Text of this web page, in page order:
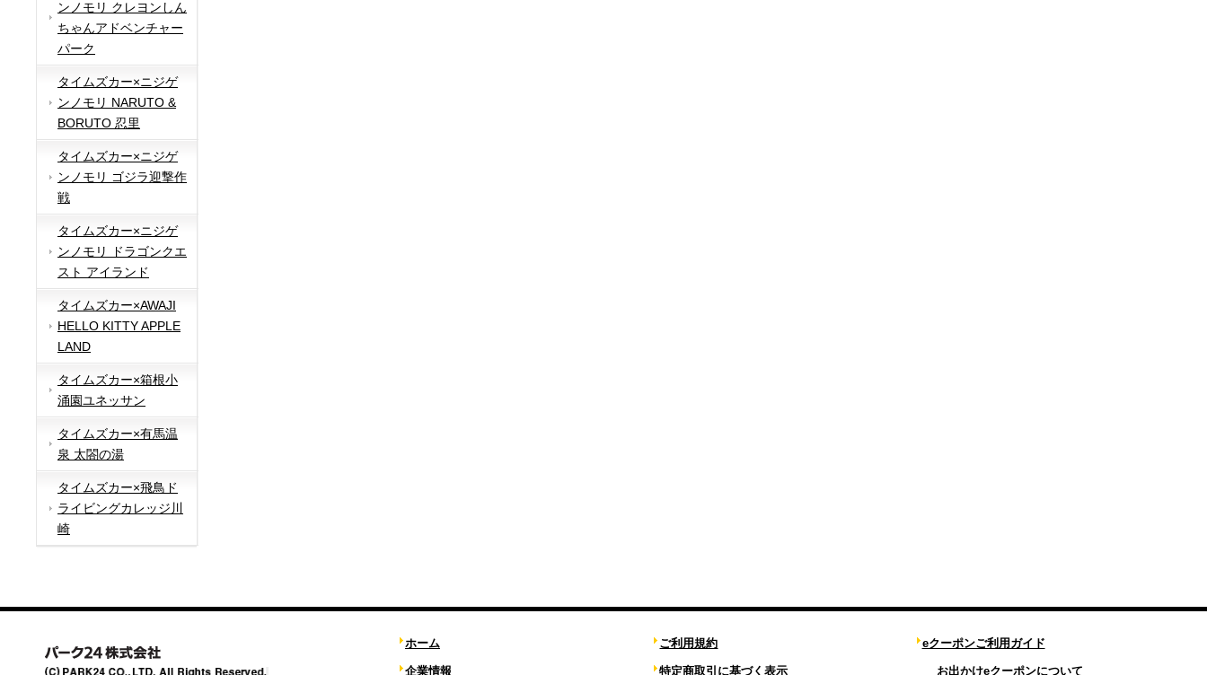
ンノモリ クレヨンしん
ちゃんアドベンチャー
パーク
タイムズカー×ニジゲ
ンノモリ NARUTO &
BORUTO 忍里
タイムズカー×ニジゲ
ンノモリ ゴジラ迎撃作
戦
タイムズカー×ニジゲ
ンノモリ ドラゴンクエ
スト アイランド
タイムズカー×AWAJI
HELLO KITTY APPLE
LAND
タイムズカー×箱根小
涌園ユネッサン
タイムズカー×有馬温
泉 太閤の湯
タイムズカー×飛鳥ド
ライビングカレッジ川
崎
ホーム
企業情報
ご利用規約
特定商取引に基づく表示
eクーポンご利用ガイド
お出かけeクーポンについて